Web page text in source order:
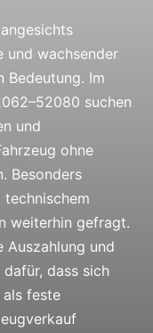
und wachsender
Bedeutung. Im
suchen
und
ohne
Besonders
technischem
weiterhin gefragt.
und
dass sich
als feste